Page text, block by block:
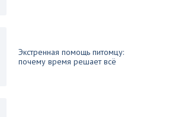
Экстренная помощь питомцу:
почему время решает всё